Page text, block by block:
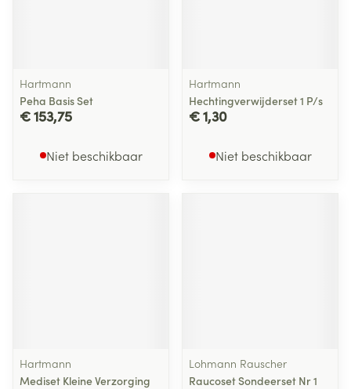
Hartmann
Peha Basis Set
€ 153,75
Niet beschikbaar
Hartmann
Hechtingverwijderset 1 P/s
€ 1,30
Niet beschikbaar
Hartmann
Mediset Kleine Verzorging
Lohmann Rauscher
Raucoset Sondeerset Nr 1